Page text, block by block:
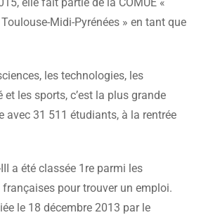
Midi-Pyrénées » en tant que
les technologies, les
les sports, c’est la plus grande
avec 31 511 étudiants, à la rentrée
a été classée 1re parmi les
pour trouver un emploi.
le 18 décembre 2013 par le